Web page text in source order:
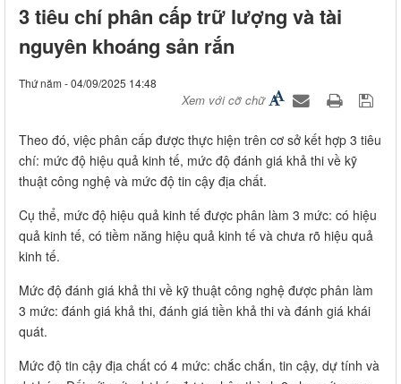
3 tiêu chí phân cấp trữ lượng và tài
nguyên khoáng sản rắn
Thứ năm - 04/09/2025 14:48
Xem với cỡ chữ
Theo đó, việc phân cấp được thực hiện trên cơ sở kết hợp 3 tiêu
chí: mức độ hiệu quả kinh tế, mức độ đánh giá khả thi về kỹ
thuật công nghệ và mức độ tin cậy địa chất.
Cụ thể, mức độ hiệu quả kinh tế được phân làm 3 mức: có hiệu
quả kinh tế, có tiềm năng hiệu quả kinh tế và chưa rõ hiệu quả
kinh tế.
Mức độ đánh giá khả thi về kỹ thuật công nghệ được phân làm
3 mức: đánh giá khả thi, đánh giá tiền khả thi và đánh giá khái
quát.
Mức độ tin cậy địa chất có 4 mức: chắc chắn, tin cậy, dự tính và